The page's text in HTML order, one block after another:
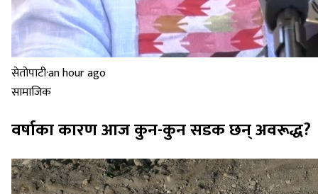
सेतोपाटी·an hour ago
सामाजिक
वर्षाका कारण आज कुन-कुन सडक छन् अवरूद्ध?